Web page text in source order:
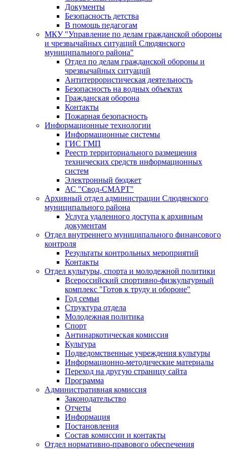
Документы
Безопасность детства
В помощь педагогам
МКУ "Управление по делам гражданской обороны
и чрезвычайных ситуаций Слюдянского
муниципального района"
Отдел по делам гражданской обороны и
чрезвычайных ситуаций
Антитеррористическая деятельность
Безопасность на водных объектах
Гражданская оборона
Контакты
Пожарная безопасность
Информационные технологии
Информационные системы
ГИС ГМП
Реестр территориального размещения
технических средств информационных
систем
Электронный бюджет
АС "Свод-СМАРТ"
Архивный отдел администрации Слюдянского
муниципального района
Услуга удаленного доступа к архивным
документам
Отдел внутреннего муниципального финансового
контроля
Результаты контрольных мероприятий
Контакты
Отдел культуры, спорта и молодежной политики
Всероссийский спортивно-физкультурный
комплекс "Готов к труду и обороне"
Год семьи
Структура отдела
Молодежная политика
Спорт
Антинаркотическая комиссия
Культура
Подведомственные учреждения культуры
Информационно-методические материалы
Переход на другую страницу сайта
Программа
Административная комиссия
Законодательство
Отчеты
Информация
Постановления
Состав комиссии и контакты
Отдел нормативно-правового обеспечения